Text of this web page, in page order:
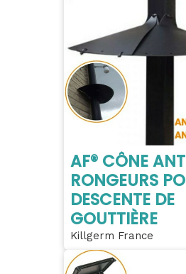
AF® CÔNE
RONGEURS
DESCENTE DE
GOUTTIÈRE
Killgerm France